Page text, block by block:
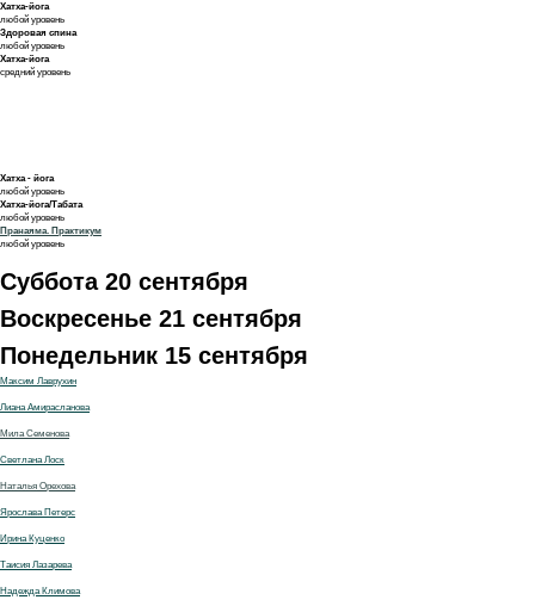
Хатха-йога
любой уровень
Здоровая спина
любой уровень
Хатха-йога
средний уровень
Хатха - йога
любой уровень
Хатха-йога/Табата
любой уровень
Пранаяма. Практикум
любой уровень
Суббота 20 сентября
Воскресенье 21 сентября
Понедельник 15 сентября
Максим Лаврухин
Лиана Амирасланова
Мила Семенова
Светлана Лоск
Наталья Орехова
Ярослава Петерс
Ирина Куценко
Таисия Лазарева
Надежда Климова